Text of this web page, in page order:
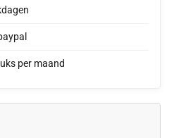
per maand